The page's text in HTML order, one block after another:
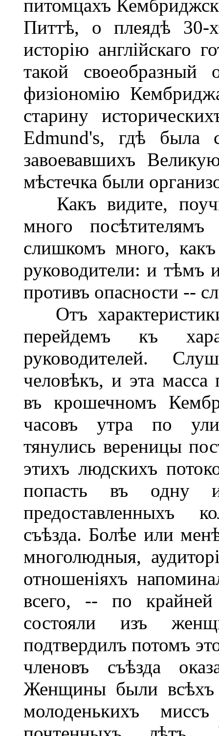
питомцахъ
Питтѣ, о плеядѣ 30-
исторію англійскаго
такой своеобразный
физіономію
старину
Edmund's, гдѣ была
завоевавшихъ
мѣстечка были
Какъ видите,
много
слишкомъ много,
руководители: и тѣмъ
противъ опасности --
Отъ
перейдемъ къ
руководителей.
человѣкъ, и эта масса
въ крошечномъ
часовъ утра по
тянулись вереницы
этихъ людскихъ
попасть въ одну
предоставленныхъ
съѣзда. Болѣе или
многолюдныя,
отношеніяхъ
всего, -- по
состояли изъ
подтвердилъ потомъ
членовъ съѣзда
Женщины были всѣхъ
молоденькихъ